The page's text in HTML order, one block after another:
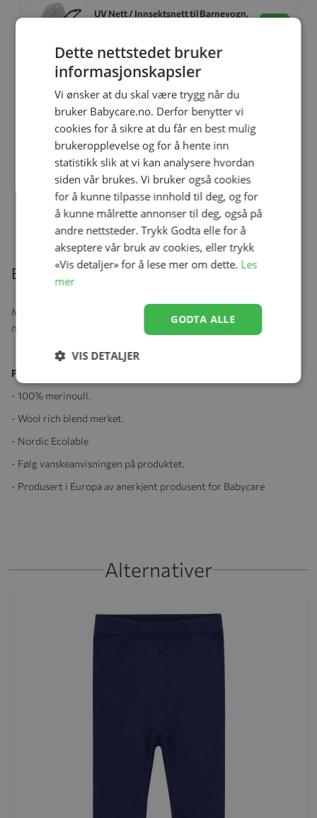
UV Nett / Innsektsnett til Barnevogn,
4ME Premium Stellematte, Cozy
Beige
kr 999,00kr 699,00
4ME Bilspeil Universal
kr 249,00kr 179,00
Beskrivelse
Myk og komfortabel longs i god kvalitet, produsert i 100%
merionull. Elastisk med strikk i midjen.
Produktspesifikasjoner:
- 100% merinoull.
- Wool rich blend merket.
- Nordic Ecolable
- Følg vanskeanvisningen på produktet.
- Produsert i Europa av anerkjent produsent for Babycare
Alternativer
Dette nettstedet bruker
informasjonskapsler
Vi ønsker at du skal være trygg når du
bruker Babycare.no. Derfor benytter vi
cookies for å sikre at du får en best mulig
brukeropplevelse og for å hente inn
statistikk slik at vi kan analysere hvordan
siden vår brukes. Vi bruker også cookies
for å kunne tilpasse innhold til deg, og for
å kunne målrette annonser til deg, også på
andre nettsteder. Trykk Godta elle for å
akseptere vår bruk av cookies, eller trykk
«Vis detaljer» for å lese mer om dette. Les
mer
GODTA ALLE
VIS DETALJER